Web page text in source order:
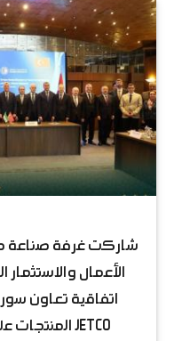
شاركت غرفة صناعة
الأعمال
اتفاقية تعاون
المنتجات على هامش اجتماعات JETCO